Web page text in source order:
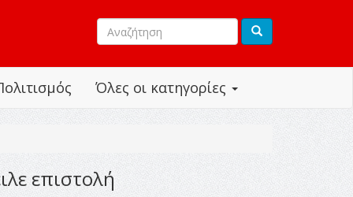
Όλες οι κατηγορίες
επιστολή